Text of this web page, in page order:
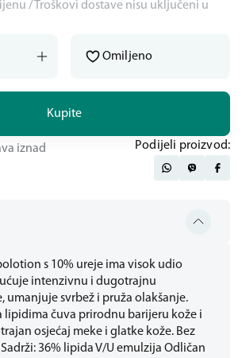
s 10% ureje ima visok udio
intenzivnu i dugotrajnu
umanjuje svrbež i pruža olakšanje.
lipidima čuva prirodnu barijeru kože i
osjećaj meke i glatke kože. Bez
36% lipida V/U emulzija Odličan
/ Troškovi dostave nisu uključeni u
Kupite
Omiljeno
iznad
Podijeli proizvod: